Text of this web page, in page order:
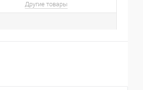
Другие товары